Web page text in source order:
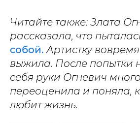
Читайте также: Злата
рассказала, что
собой. Артистку
выжила. После попытки
себя руки Огневич
переоценила и поняла,
любит жизнь.